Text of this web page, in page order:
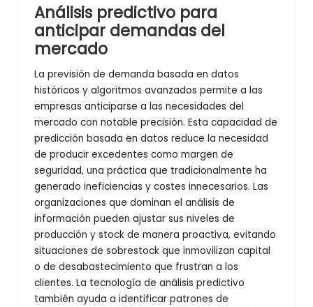
Análisis predictivo para
anticipar demandas del
mercado
La previsión de demanda basada en datos
históricos y algoritmos avanzados permite a las
empresas anticiparse a las necesidades del
mercado con notable precisión. Esta capacidad de
predicción basada en datos reduce la necesidad
de producir excedentes como margen de
seguridad, una práctica que tradicionalmente ha
generado ineficiencias y costes innecesarios. Las
organizaciones que dominan el análisis de
información pueden ajustar sus niveles de
producción y stock de manera proactiva, evitando
situaciones de sobrestock que inmovilizan capital
o de desabastecimiento que frustran a los
clientes. La tecnología de análisis predictivo
también ayuda a identificar patrones de